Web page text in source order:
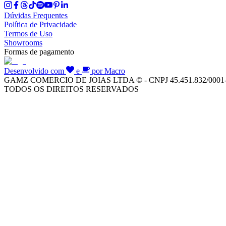
Dúvidas Frequentes
Política de Privacidade
Termos de Uso
Showrooms
Formas de pagamento
Desenvolvido com e
por Macro
GAMZ COMERCIO DE JOIAS LTDA © - CNPJ 45.451.832/
TODOS OS DIREITOS RESERVADOS